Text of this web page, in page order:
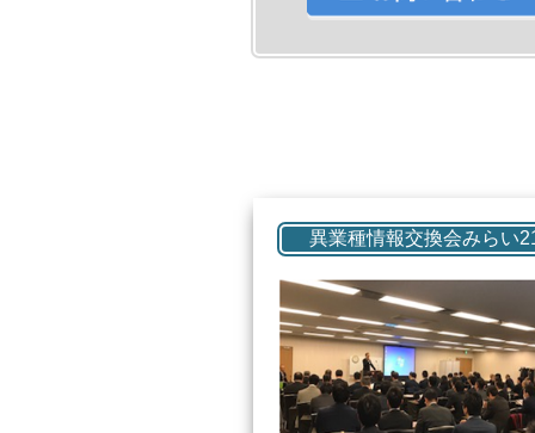
異業種情報交換会みらい